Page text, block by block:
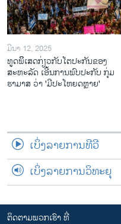
ມີນາ 12, 2025
ທູດພິິເສດກ່ຽວກັບໂຕປະກັນຂອງ
ສະຫະລັດ ເອີ້ນການພົບປະກັບ ກຸ່ມ
ຮາມາສ ວ່າ 'ມີປະໂຫຍດຫຼາຍ'
ເບິ່ງລາຍການທີວີ
ເບິ່ງລາຍການວິທະຍຸ
ຕິດຕາມພວກເຮົາ ທີ່